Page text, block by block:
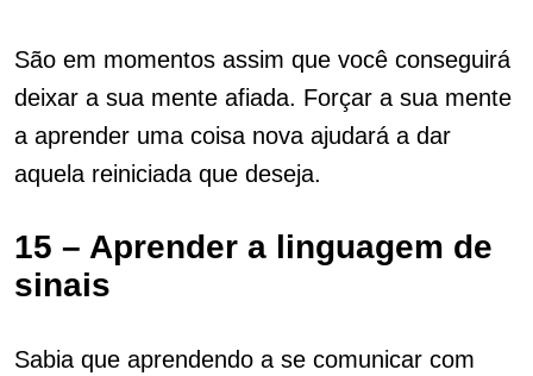
São em momentos assim que você conseguirá
deixar a sua mente afiada. Forçar a sua mente
a aprender uma coisa nova ajudará a dar
aquela reiniciada que deseja.
15 – Aprender a linguagem de
sinais
Sabia que aprendendo a se comunicar com